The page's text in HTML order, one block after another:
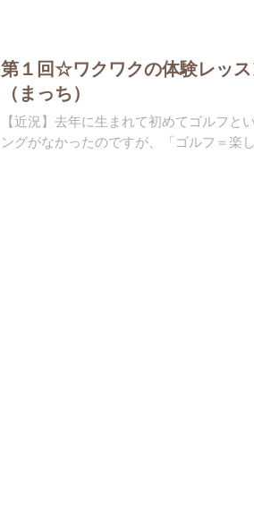
第１回☆ワクワクの体験レッ
（まっち）
【近況】去年に生まれて初めてゴルフと
ングがなかったのですが、「ゴルフ＝楽